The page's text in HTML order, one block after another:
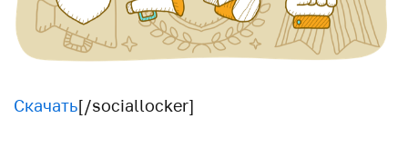
Скачать[/sociallocker]